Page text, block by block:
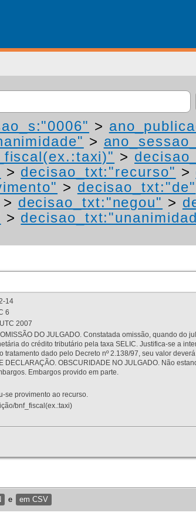
>
>
>
> decisao_txt:"recurso" >
> decisao_txt:"de"
> decisao_txt:"negou" >
>
14
6
2007
DO JULGADO. Constatada omissão, quando
do crédito tributário pela taxa SELIC. Justifica-se a
dado pelo Decreto nº 2.138/97, seu valor
DECLARAÇÃO. OBSCURIDADE NO JULGADO. Não
Embargos provido em parte.
se provimento ao recurso.
bnf_fiscal(ex.:taxi)
e em CSV